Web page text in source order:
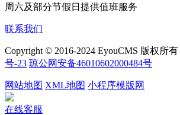
周六及部分节假日提供值班服务
联系我们
Copyright © 2016-2024 EyouCMS 版权所有
号-23 琼公网安备46010602000484号
网站地图 XML地图 小程序模版网
在线客服